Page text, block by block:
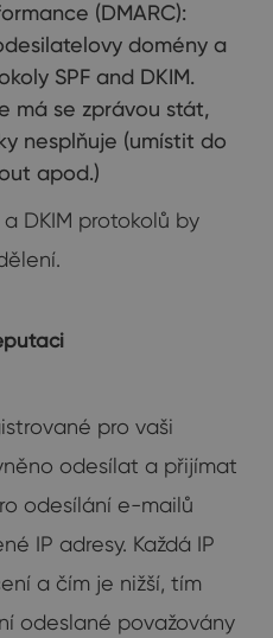
(DMARC):
domény a
SPF and DKIM.
má se zprávou stát,
nesplňuje (umístit do
apod.)
DKIM protokolů by
pro vaši
odesílat a přijímat
odesílání e-mailů
IP adresy. Každá IP
a čím je nižší, tím
odeslané považovány